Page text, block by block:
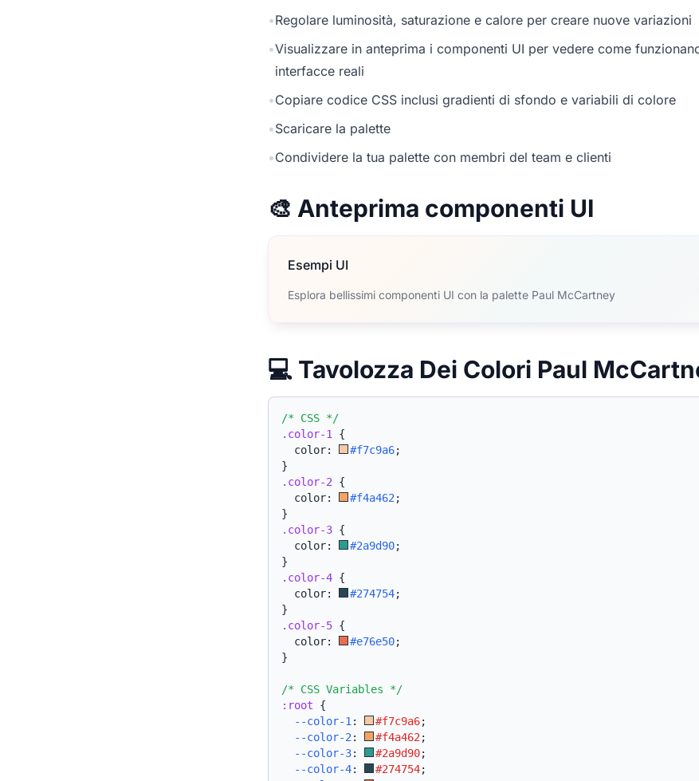
•Regolare luminosità, saturazione e calore per creare nuove variazioni
•Visualizzare in anteprima i componenti UI per vedere come
interfacce reali
•Copiare codice CSS inclusi gradienti di sfondo e variabili di colore
•Scaricare la palette
•Condividere la tua palette con membri del team e clienti
🎨 Anteprima componenti UI
Esempi UI
Esplora bellissimi componenti UI con la palette Paul McCartney
💻 Tavolozza Dei Colori Paul
/* CSS */
.color-1
{
  color:
#f7c9a6;
}
.color-2 {
  color:
#f4a462 ;
}
.color-3 {
  color:
#2a9d90;
}
.color-4 {
  color:
#274754;
}
.color-5 {
  color:
#e76e50;
}
/* CSS Variables */
:root {
--color-1 : #f7c9a6;
--color-2 : #f4a462 ;
--color-3: #2a9d90;
--color-4: #274754;